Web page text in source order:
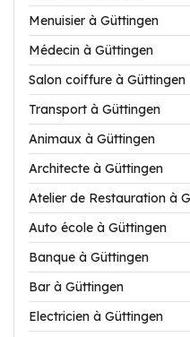
Menuisier à Güttingen
Médecin à Güttingen
Salon coiffure à Güttingen
Transport à Güttingen
Animaux à Güttingen
Architecte à Güttingen
Atelier de Restauration à
Auto école à Güttingen
Banque à Güttingen
Bar à Güttingen
Electricien à Güttingen